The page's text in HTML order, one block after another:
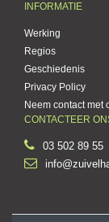
INFORMATIE
Werking
Regios
Geschiedenis
Privacy Policy
Neem contact met
CONTACTEER
03 502 89 55